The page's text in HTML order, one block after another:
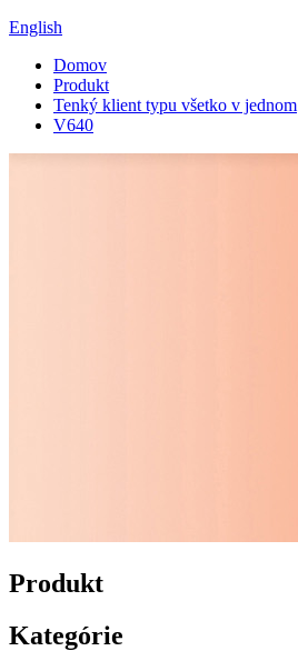
English
Domov
Produkt
Tenký klient typu všetko v jednom
V640
Produkt
Kategórie